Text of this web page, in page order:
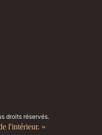
droits réservés.
l'intérieur. »